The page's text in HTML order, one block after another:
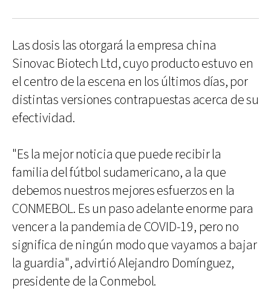
Las dosis las otorgará la empresa china
Sinovac Biotech Ltd, cuyo producto estuvo en
el centro de la escena en los últimos días, por
distintas versiones contrapuestas acerca de su
efectividad.
"Es la mejor noticia que puede recibir la
familia del fútbol sudamericano, a la que
debemos nuestros mejores esfuerzos en la
CONMEBOL. Es un paso adelante enorme para
vencer a la pandemia de COVID-19, pero no
significa de ningún modo que vayamos a bajar
la guardia", advirtió Alejandro Domínguez,
presidente de la Conmebol.